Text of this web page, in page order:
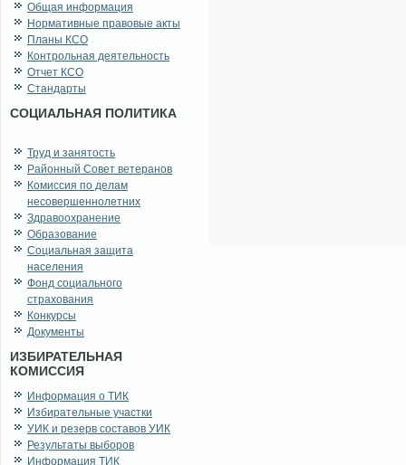
Общая информация
Нормативные правовые акты
Планы КСО
Контрольная деятельность
Отчет КСО
Стандарты
СОЦИАЛЬНАЯ ПОЛИТИКА
Труд и занятость
Районный Совет ветеранов
Комиссия по делам
несовершеннолетних
Здравоохранение
Образование
Социальная защита
населения
Фонд социального
страхования
Конкурсы
Документы
ИЗБИРАТЕЛЬНАЯ
КОМИССИЯ
Информация о ТИК
Избирательные участки
УИК и резерв составов УИК
Результаты выборов
Информация ТИК